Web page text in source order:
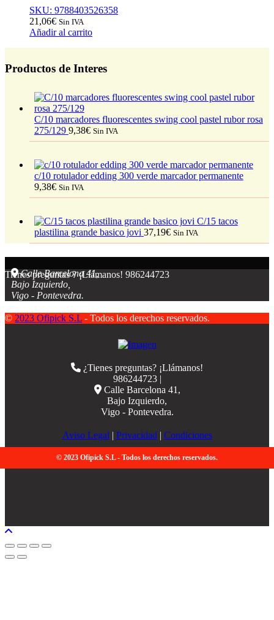
SKU: 9788403526358
21,06€ Sin IVA
Añadir al carrito
Productos de Interes
C/10 marcadores fluorescentes swing cool pastel rubor rosa
275/129 9,38€ Sin IVA
c/10 rotulador edding 300 verde marcador permanente
9,38€ Sin IVA
C/15 tacos
plastilina grande basico jovi 37,19€ Sin IVA
Tienes preguntas ? ¡Llámanos! 986244723
Calle Barcelona 41,
Bajo Izquierdo,
Vigo - Pontevedra.
© 2023 Ofipick S.L - Todos los derechos reservados.
¿Tienes preguntas? ¡Llámanos!
986244723 |
Calle Barcelona 41,
Bajo Izquierdo,
Vigo - Pontevedra.
Aviso Legal | Privacidad | Condiciones
© 2023 Ofipick S.L - Todos los derechos reservados.